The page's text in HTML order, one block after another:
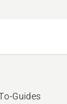
Guides